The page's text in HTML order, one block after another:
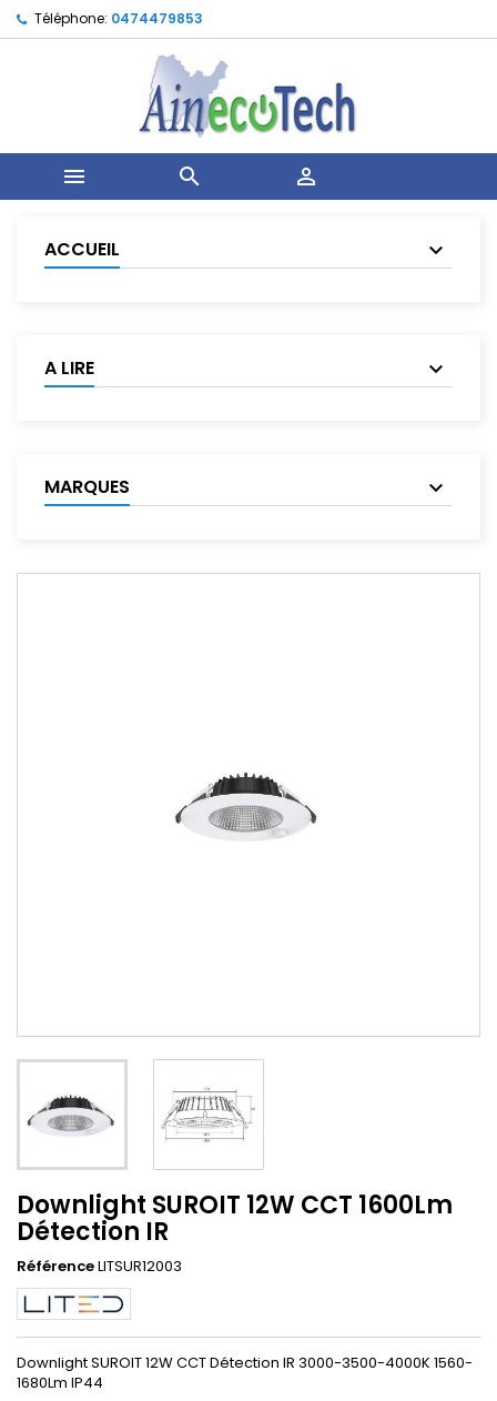
Téléphone: 0474479853
  
ACCUEIL
A LIRE
MARQUES
Downlight SUROIT 12W CCT 1600Lm
Détection IR
RéférenceLITSUR12003
Downlight SUROIT 12W CCT Détection IR 3000-3500-4000K 1560-
1680Lm IP44